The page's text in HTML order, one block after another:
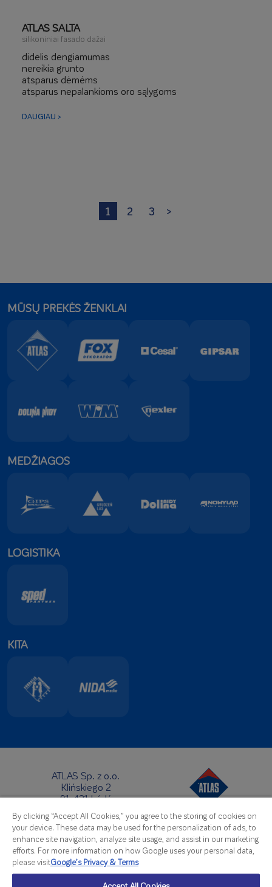
ATLAS SALTA
silikoniniai fasado dažai
didelis dengiamumas
nereikia grunto
atsparus dėmėms
atsparus nepalankioms oro sąlygoms
DAUGIAU >
1 2 3 >
MŪSŲ PREKĖS ŽENKLAI
MEDŽIAGOS
LOGISTIKA
KITA
ATLAS Sp. z o.o.
Klińskiego 2
91-421 Łódź
Centrinė būstinė:
Telefonas:+48 42 631 88 00
Faksas: +48 42 631 88 88
El-paštas:atlas@atlas.com.pl
Užsienio pardavimo biuras:
Telefonas:+48 42 714 07 92
By clicking “Accept All Cookies,” you agree to the storing of cookies on
your device. These data may be used for the personalization of ads, to
enhance site navigation, analyze site usage, and assist in our marketing
efforts. For more information on how Google uses your personal data,
please visitGoogle’s Privacy & Terms